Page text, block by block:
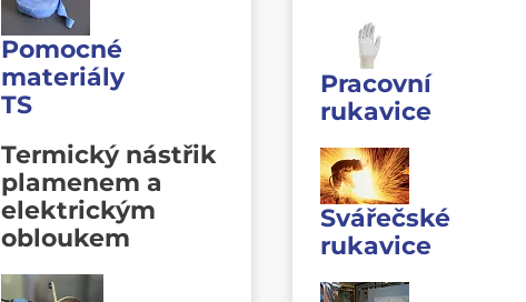
Pomocné
materiály
TS
Termický nástřik
plamenem a
elektrickým
obloukem
Pracovní
rukavice
Svářečské
rukavice